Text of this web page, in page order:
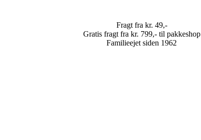
Fragt fra kr. 49,-
Gratis fragt fra kr. 799,- til pakkeshop
Familieejet siden 1962